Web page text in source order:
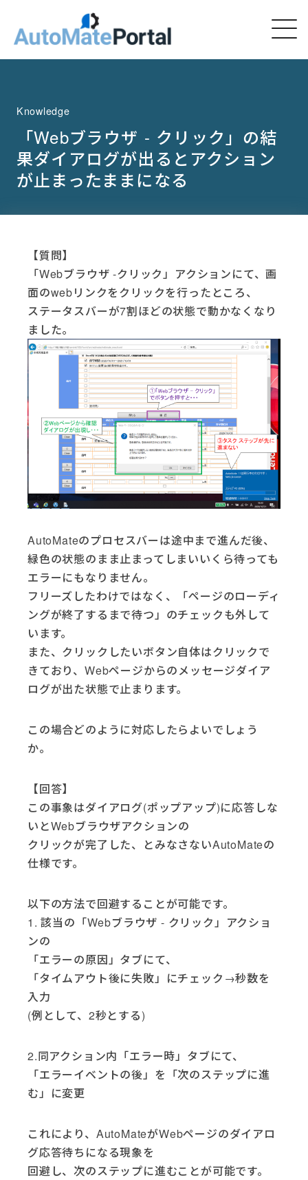
Knowledge
「Webブラウザ - クリック」の結
果ダイアログが出るとアクション
が止まったままになる
【質問】
「Webブラウザ -クリック」アクションにて、画
面のwebリンクをクリックを行ったところ、
ステータスバーが7割ほどの状態で動かなくなり
ました。
AutoMateのプロセスバーは途中まで進んだ後、
緑色の状態のまま止まってしまいいくら待っても
エラーにもなりません。
フリーズしたわけではなく、「ページのローディ
ングが終了するまで待つ」のチェックも外して
います。
また、クリックしたいボタン自体はクリックで
きており、Webページからのメッセージダイア
ログが出た状態で止まります。
この場合どのように対応したらよいでしょう
か。
【回答】
この事象はダイアログ(ポップアップ)に応答しな
いとWebブラウザアクションの
クリックが完了した、とみなさないAutoMateの
仕様です。
以下の方法で回避することが可能です。
1. 該当の「Webブラウザ - クリック」アクショ
ンの
「エラーの原因」タブにて、
「タイムアウト後に失敗」にチェック→秒数を
入力
(例として、2秒とする)
2.同アクション内「エラー時」タブにて、
「エラーイベントの後」を「次のステップに進
む」に変更
これにより、AutoMateがWebページのダイアロ
グ応答待ちになる現象を
回避し、次のステップに進むことが可能です。